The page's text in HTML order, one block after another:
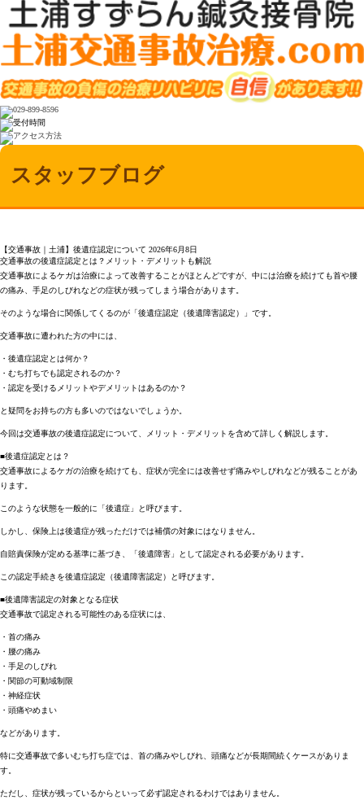
スタッフブログ
【交通事故｜土浦】後遺症認定について 2026年6月8日
交通事故の後遺症認定とは？メリット・デメリットも解説
交通事故によるケガは治療によって改善することがほとんどですが、中には治療を続けても首や腰
の痛み、手足のしびれなどの症状が残ってしまう場合があります。
そのような場合に関係してくるのが「後遺症認定（後遺障害認定）」です。
交通事故に遭われた方の中には、
・後遺症認定とは何か？
・むち打ちでも認定されるのか？
・認定を受けるメリットやデメリットはあるのか？
と疑問をお持ちの方も多いのではないでしょうか。
今回は交通事故の後遺症認定について、メリット・デメリットを含めて詳しく解説します。
■後遺症認定とは？
交通事故によるケガの治療を続けても、症状が完全には改善せず痛みやしびれなどが残ることがあ
ります。
このような状態を一般的に「後遺症」と呼びます。
しかし、保険上は後遺症が残っただけでは補償の対象にはなりません。
自賠責保険が定める基準に基づき、「後遺障害」として認定される必要があります。
この認定手続きを後遺症認定（後遺障害認定）と呼びます。
■後遺障害認定の対象となる症状
交通事故で認定される可能性のある症状には、
・首の痛み
・腰の痛み
・手足のしびれ
・関節の可動域制限
・神経症状
・頭痛やめまい
などがあります。
特に交通事故で多いむち打ち症では、首の痛みやしびれ、頭痛などが長期間続くケースがありま
す。
ただし、症状が残っているからといって必ず認定されるわけではありません。